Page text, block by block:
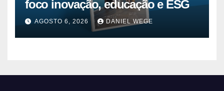
foco inovação, educação e ESG
AGOSTO 6, 2026 DANIEL WEGE